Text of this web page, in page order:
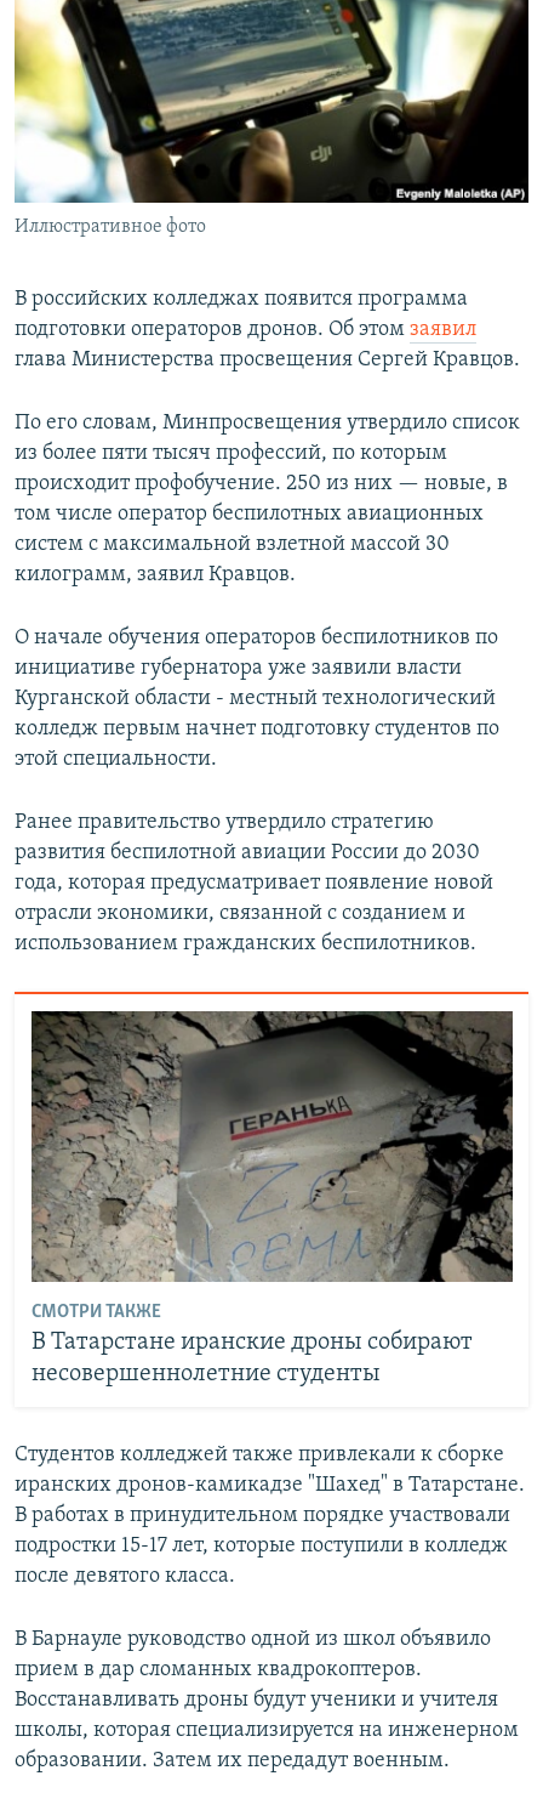
РАСПИСАНИЕ ВЕЩАНИЯ
ПОДПИШИТЕСЬ НА РАССЫЛКУ
СОЦИАЛЬНЫЕ СЕТИ
Все сайты РСЕ/РС
Иллюстративное фото
В российских колледжах появится программа
подготовки операторов дронов. Об этом заявил
глава Министерства просвещения Сергей Кравцов.
По его словам, Минпросвещения утвердило список
из более пяти тысяч профессий, по которым
происходит профобучение. 250 из них — новые, в
том числе оператор беспилотных авиационных
систем с максимальной взлетной массой 30
килограмм, заявил Кравцов.
О начале обучения операторов беспилотников по
инициативе губернатора уже заявили власти
Курганской области - местный технологический
колледж первым начнет подготовку студентов по
этой специальности.
Ранее правительство утвердило стратегию
развития беспилотной авиации России до 2030
года, которая предусматривает появление новой
отрасли экономики, связанной с созданием и
использованием гражданских беспилотников.
СМОТРИ ТАКЖЕ
В Татарстане иранские дроны собирают
несовершеннолетние студенты
Студентов колледжей также привлекали к сборке
иранских дронов-камикадзе "Шахед" в Татарстане.
В работах в принудительном порядке участвовали
подростки 15-17 лет, которые поступили в колледж
после девятого класса.
В Барнауле руководство одной из школ объявило
прием в дар сломанных квадрокоптеров.
Восстанавливать дроны будут ученики и учителя
школы, которая специализируется на инженерном
образовании. Затем их передадут военным.